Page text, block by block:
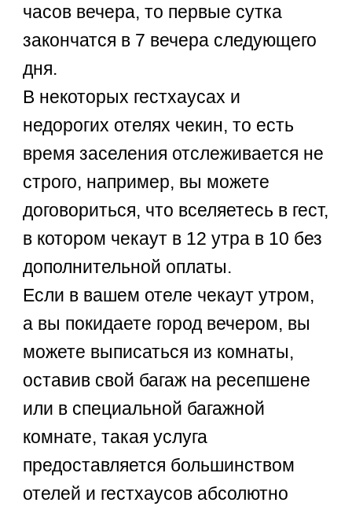
часов вечера, то первые сутка
закончатся в 7 вечера следующего
дня.
В некоторых гестхаусах и
недорогих отелях чекин, то есть
время заселения отслеживается не
строго, например, вы можете
договориться, что вселяетесь в гест,
в котором чекаут в 12 утра в 10 без
дополнительной оплаты.
Если в вашем отеле чекаут утром,
а вы покидаете город вечером, вы
можете выписаться из комнаты,
оставив свой багаж на ресепшене
или в специальной багажной
комнате, такая услуга
предоставляется большинством
отелей и гестхаусов абсолютно